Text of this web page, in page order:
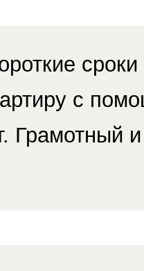
с
Грамотный